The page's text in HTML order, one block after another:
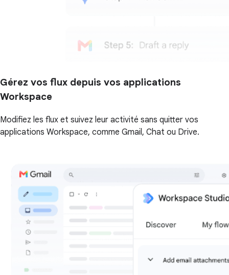
Gérez vos flux depuis vos applications
Workspace
Modifiez les flux et suivez leur activité sans quitter vos
applications Workspace, comme Gmail, Chat ou Drive.